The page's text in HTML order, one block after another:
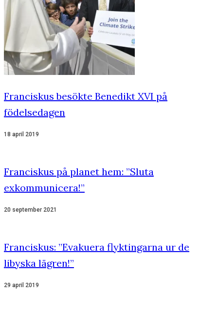
Franciskus besökte Benedikt XVI på
födelsedagen
18 april 2019
Franciskus på planet hem: ”Sluta
exkommunicera!”
20 september 2021
Franciskus: ”Evakuera flyktingarna ur de
libyska lägren!”
29 april 2019